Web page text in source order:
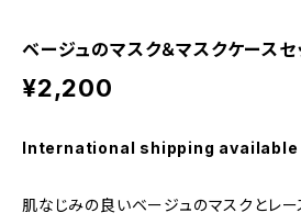
ベージュのマスク＆マスクケースセ
¥2,200
International shipping available
肌なじみの良いベージュのマスクとレ